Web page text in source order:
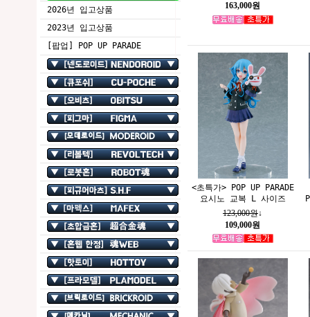
2026년 입고상품
2023년 입고상품
[팝업] POP UP PARADE
163,000원
<초특가> POP UP PARADE
요시노 교복 L 사이즈
123,000원↓
109,000원